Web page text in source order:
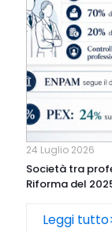
24 Luglio 2026
Società tra
Riforma del
Leggi